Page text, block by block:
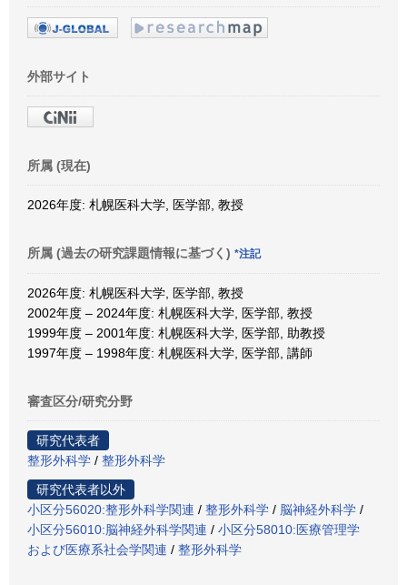
外部サイト
所属 (現在)
2026年度: 札幌医科大学, 医学部, 教授
所属 (過去の研究課題情報に基づく) *注記
2026年度: 札幌医科大学, 医学部, 教授
2002年度 – 2024年度: 札幌医科大学, 医学部, 教授
1999年度 – 2001年度: 札幌医科大学, 医学部, 助教授
1997年度 – 1998年度: 札幌医科大学, 医学部, 講師
審査区分/研究分野
研究代表者
整形外科学 / 整形外科学
研究代表者以外
小区分56020:整形外科学関連 / 整形外科学 / 脳神経外科学 /
小区分56010:脳神経外科学関連 / 小区分58010:医療管理学
および医療系社会学関連 / 整形外科学